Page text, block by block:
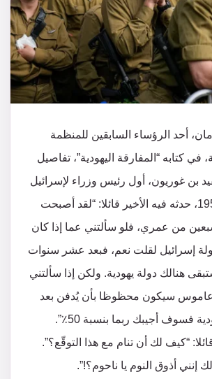
أحد الرؤساء السابقين للمنظمة
في كتابه “المفارقة اليهودية”، تفاصيل
بن غوريون، أول رئيس وزراء لإسرائيل
في صيف عام 1956، حدثه فيه الأخير قائلا: “لقد أصبحت
من عمري، فلو سألتني عما إذا كان
إسرائيل لقلت نعم، فبعد عشر سنوات
هنالك دولة يهودية. ولكن إذا سألتني
عاموس سيكون محظوظا بأن يُدفن بعد
موته في دولة يهودية فسوف أجيبك ربما بنسبة 50٪”.
“كيف لك أن تنام مع هذا التوقّع؟”.
إنني أذوق النوم يا ناحوم؟!”.